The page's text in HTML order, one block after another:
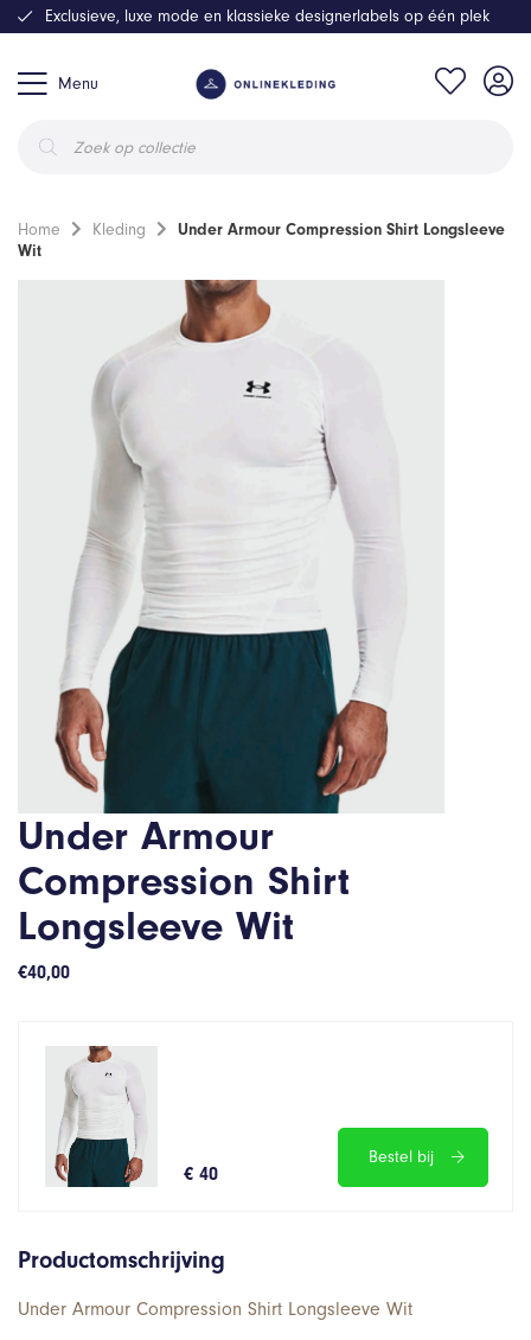
Menu
zoeken
Exclusieve, luxe mode en klassieke designerlabels op één plek
Home Kleding
Under Armour Compression Shirt Longsleeve
Wit
Under Armour
Compression Shirt
Longsleeve Wit
€40,00
€ 40
Bestel bij
Productomschrijving
Under Armour Compression Shirt Longsleeve Wit